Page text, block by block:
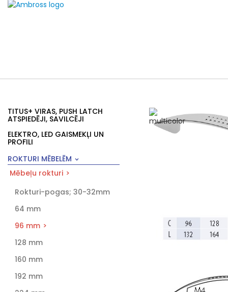
TITUS+ VIRAS, PUSH LATCH
ATSPIEDĒJI, SAVILCĒJI
ELEKTRO, LED GAISMEKĻI UN
PROFILI
ROKTURI MĒBELĒM
Mēbeļu rokturi
Rokturi-pogas; 30-32mm
64 mm
96 mm
128 mm
160 mm
192 mm